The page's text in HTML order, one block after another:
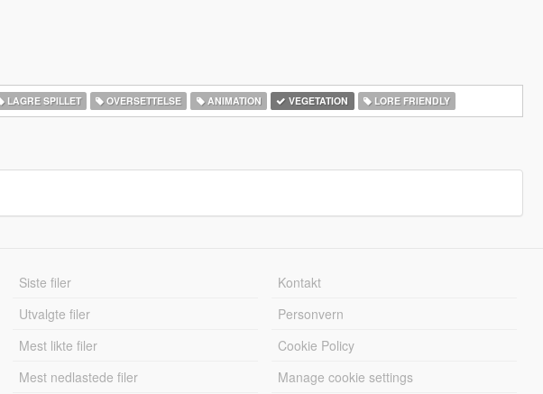
LAGRE SPILLET OVERSETTELSE ANIMATION VEGETATION LORE FRIENDLY
Siste filer
Utvalgte filer
Mest likte filer
Mest nedlastede filer
Kontakt
Personvern
Cookie Policy
Manage cookie settings